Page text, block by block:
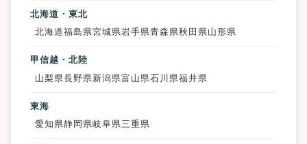
北海道・東北
北海道福島県宮城県岩手県青森県秋田県山形県
甲信越・北陸
山梨県長野県 新潟県富山県石川県福井県
東海
愛知県静岡県岐阜県三重県